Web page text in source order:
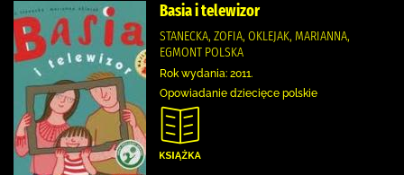
Basia i telewizor
STANECKA, ZOFIA, OKLEJAK, MARIANNA,
EGMONT POLSKA
Rok wydania: 2011.
Opowiadanie dziecięce polskie